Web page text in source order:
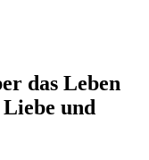
das Leben
und